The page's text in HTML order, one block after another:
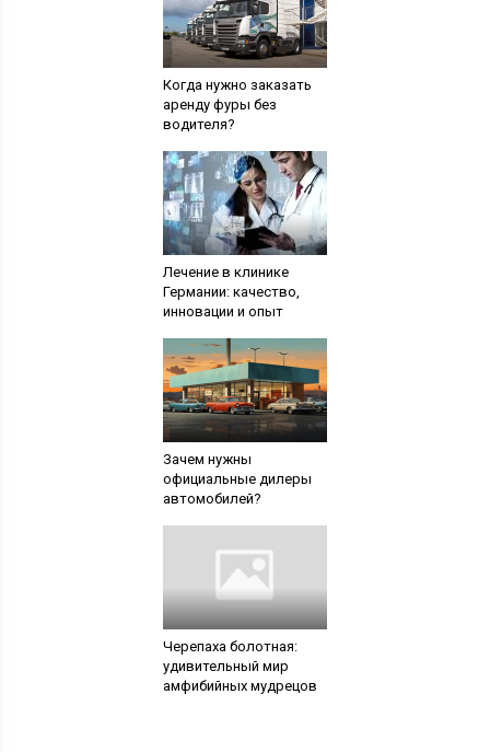
Когда нужно заказать
аренду фуры без
водителя?
Лечение в клинике
Германии: качество,
инновации и опыт
Зачем нужны
официальные дилеры
автомобилей?
Черепаха болотная:
удивительный мир
амфибийных мудрецов